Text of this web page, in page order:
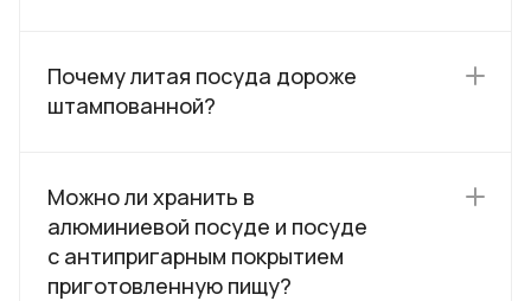
Почему литая посуда дороже
штампованной?
Можно ли хранить в
алюминиевой посуде и посуде
с антипригарным покрытием
приготовленную пищу?